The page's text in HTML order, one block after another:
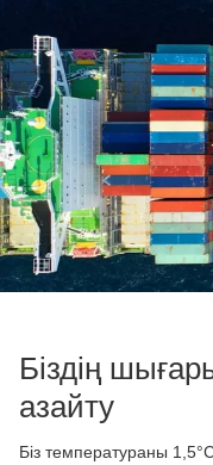
Біздің
азайту
Біз температураны